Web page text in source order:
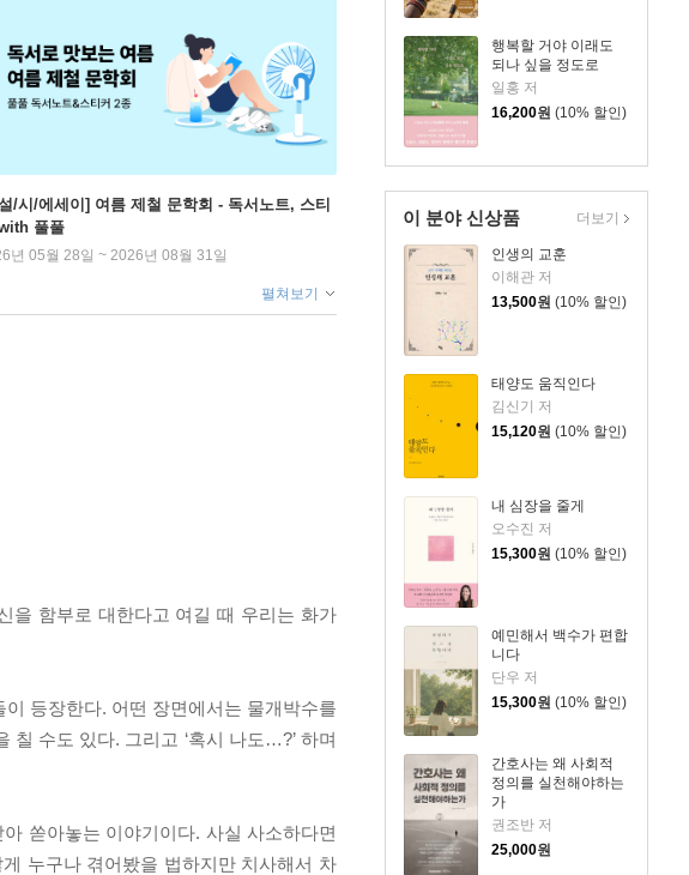
행복할 거야 이래도
되나 싶을 정도로
일홍 저
16,200원 (10% 할인)
이 분야 신상품
인생의 교훈
이해관 저
13,500원 (10% 할인)
태양도 움직인다
김신기 저
15,120원 (10% 할인)
내 심장을 줄게
오수진 저
15,300원 (10% 할인)
예민해서 백수가 편합
니다
단우 저
15,300원 (10% 할인)
간호사는 왜 사회적
정의를 실천해야하는
가
권조반 저
25,000원
더보기
/시/에세이] 여름 제철 문학회 - 독서노트, 스티
풀풀
년 05월 28일 ~ 2026년 08월 31일
펼쳐보기
을 함부로 대한다고 여길 때 우리는 화가
등장한다. 어떤 장면에서는 물개박수를
칠 수도 있다. 그리고 ‘혹시 나도…?’ 하며
쏟아놓는 이야기이다. 사실 사소하다면
누구나 겪어봤을 법하지만 치사해서 차